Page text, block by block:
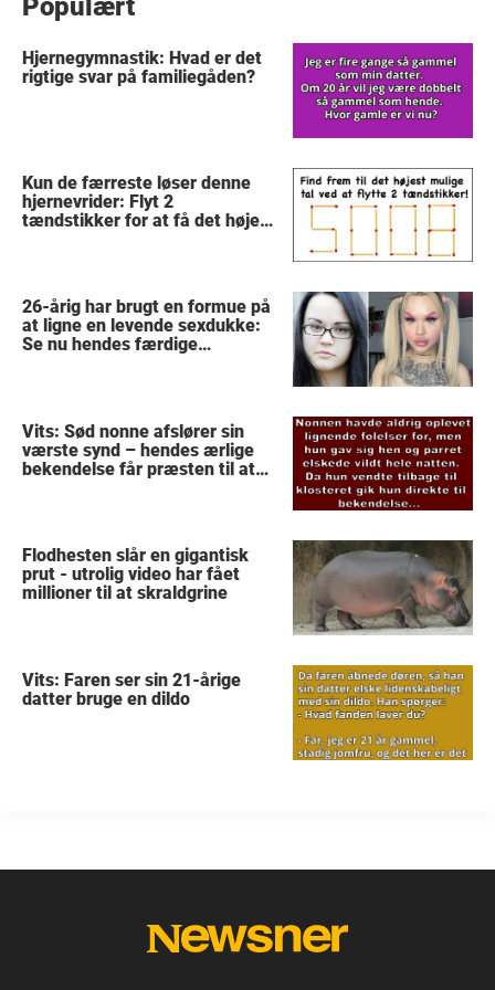
Populært
Hjernegymnastik: Hvad er det
rigtige svar på familiegåden?
Kun de færreste løser denne
hjernevrider: Flyt 2
tændstikker for at få det højest
26-årig har brugt en formue på
at ligne en levende sexdukke:
Se nu hendes færdige
Vits: Sød nonne afslører sin
værste synd – hendes ærlige
bekendelse får præsten til at
Flodhesten slår en gigantisk
prut - utrolig video har fået
millioner til at skraldgrine
Vits: Faren ser sin 21-årige
datter bruge en dildo